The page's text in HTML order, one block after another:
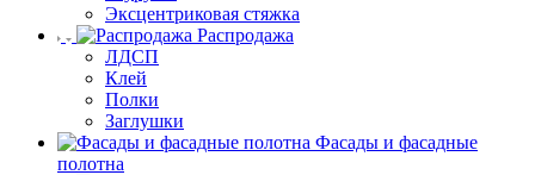
Эксцентриковая стяжка
Распродажа
ЛДСП
Клей
Полки
Заглушки
Фасады и фасадные
полотна